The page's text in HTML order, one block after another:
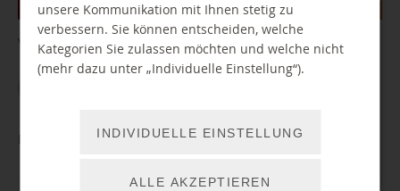
Vorlesestunde für Erwachsene
Ein jüdischer Deutscher auf Widerruf?
unsere Kommunikation mit Ihnen stetig zu
verbessern. Sie können entscheiden, welche
Kategorien Sie zulassen möchten und welche nicht
(mehr dazu unter „Individuelle Einstellung“).
INDIVIDUELLE EINSTELLUNG
ALLE AKZEPTIEREN